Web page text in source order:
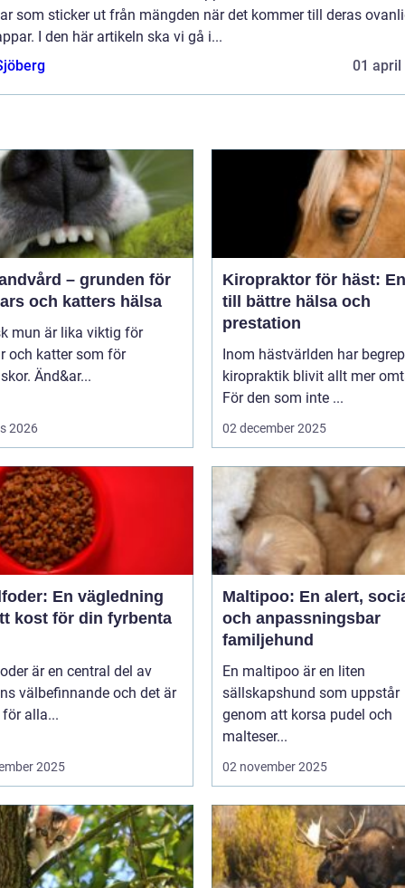
som sticker ut från mängden när det kommer till deras
I den här artikeln ska vi gå i...
01 april
– grunden för
och katters hälsa
mun är lika viktig för
och katter som för
Änd&ar...
2026
Kiropraktor för häst:
till bättre hälsa och
prestation
Inom hästvärlden har
kiropraktik blivit allt mer
För den som inte ...
02 december 2025
En vägledning
kost för din fyrbenta
är en central del av
välbefinnande och det är
alla...
2025
Maltipoo: En alert,
och anpassningsbar
familjehund
En maltipoo är en liten
sällskapshund som uppstår
genom att korsa pudel och
malteser...
02 november 2025